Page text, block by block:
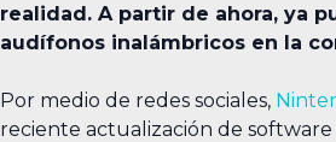
realidad. A partir de ahora, ya
audífonos inalámbricos en la
Por medio de redes sociales,
reciente actualización de software